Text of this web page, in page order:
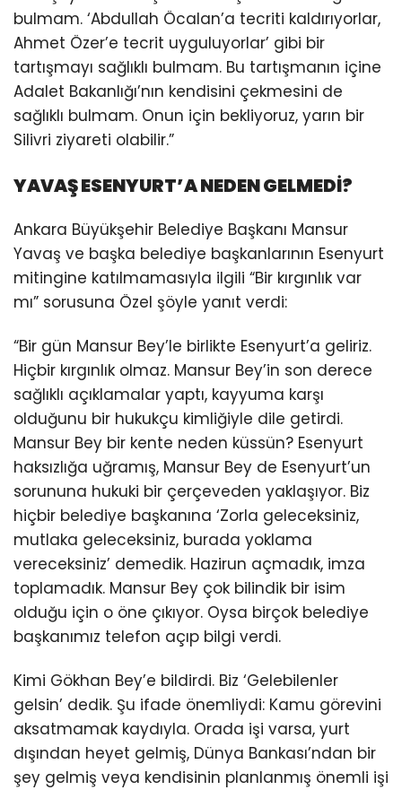
bulmam. ‘Abdullah Öcalan’a tecriti kaldırıyorlar,
Ahmet Özer’e tecrit uyguluyorlar’ gibi bir
tartışmayı sağlıklı bulmam. Bu tartışmanın içine
Adalet Bakanlığı’nın kendisini çekmesini de
sağlıklı bulmam. Onun için bekliyoruz, yarın bir
Silivri ziyareti olabilir.”
YAVAŞ ESENYURT’A NEDEN GELMEDİ?
Ankara Büyükşehir Belediye Başkanı Mansur
Yavaş ve başka belediye başkanlarının Esenyurt
mitingine katılmamasıyla ilgili “Bir kırgınlık var
mı” sorusuna Özel şöyle yanıt verdi:
“Bir gün Mansur Bey’le birlikte Esenyurt’a geliriz.
Hiçbir kırgınlık olmaz. Mansur Bey’in son derece
sağlıklı açıklamalar yaptı, kayyuma karşı
olduğunu bir hukukçu kimliğiyle dile getirdi.
Mansur Bey bir kente neden küssün? Esenyurt
haksızlığa uğramış, Mansur Bey de Esenyurt’un
sorununa hukuki bir çerçeveden yaklaşıyor. Biz
hiçbir belediye başkanına ‘Zorla geleceksiniz,
mutlaka geleceksiniz, burada yoklama
vereceksiniz’ demedik. Hazirun açmadık, imza
toplamadık. Mansur Bey çok bilindik bir isim
olduğu için o öne çıkıyor. Oysa birçok belediye
başkanımız telefon açıp bilgi verdi.
Kimi Gökhan Bey’e bildirdi. Biz ‘Gelebilenler
gelsin’ dedik. Şu ifade önemliydi: Kamu görevini
aksatmamak kaydıyla. Orada işi varsa, yurt
dışından heyet gelmiş, Dünya Bankası’ndan bir
şey gelmiş veya kendisinin planlanmış önemli işi